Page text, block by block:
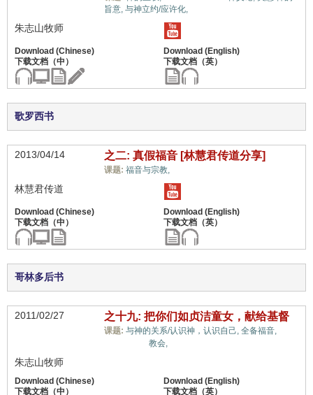
旨意, 与神立约/应许化,
朱志山牧师
歌罗西书
2013/04/14 之二: 真假福音 [林慧君传道分享]
课题: 福音与宗教,
林慧君传道
哥林多后书
2011/02/27 之十九: 把你们如贞洁童女，献给基督
课题: 与神的关系/认识神，认识自己, 全备福音,
教会,
朱志山牧师